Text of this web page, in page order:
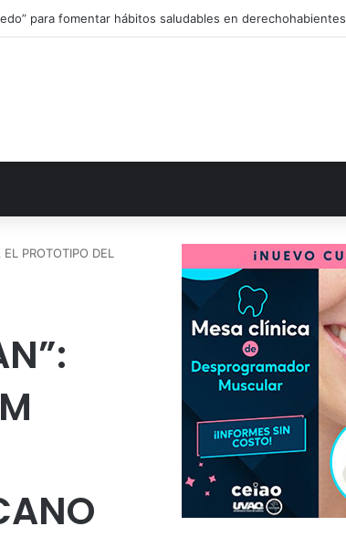
para fomentar hábitos saludables en derechohabientes
PROTOTIPO DEL